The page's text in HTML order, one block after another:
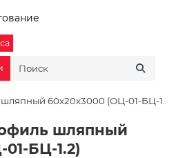
60х20х3000 (ОЦ-01-БЦ-1.2)
шляпный
БЦ-1.2)